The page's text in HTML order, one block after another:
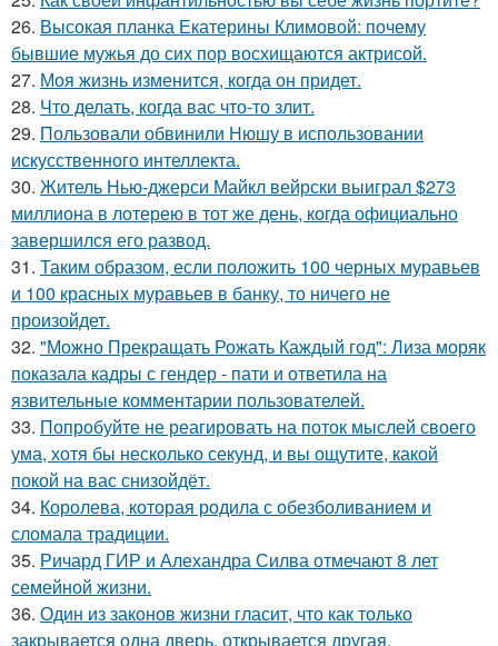
26. Высокая планка Екатерины Климовой: почему
бывшие мужья до сих пор восхищаются актрисой.
27. Моя жизнь изменится, когда он придет.
28. Что делать, когда вас что-то злит.
29. Пользовали обвинили Нюшу в использовании
искусственного интеллекта.
30. Житель Нью-джерси Майкл вейрски выиграл $273
миллиона в лотерею в тот же день, когда официально
завершился его развод.
31. Таким образом, если положить 100 черных муравьев
и 100 красных муравьев в банку, то ничего не
произойдет.
32. "Можно Прекращать Рожать Каждый год": Лиза моряк
показала кадры с гендер - пати и ответила на
язвительные комментарии пользователей.
33. Попробуйте не реагировать на поток мыслей своего
ума, хотя бы несколько секунд, и вы ощутите, какой
покой на вас снизойдёт.
34. Королева, которая родила с обезболиванием и
сломала традиции.
35. Ричард ГИР и Алехандра Силва отмечают 8 лет
семейной жизни.
36. Один из законов жизни гласит, что как только
закрывается одна дверь, открывается другая.